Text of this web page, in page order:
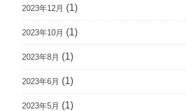
2023年12月 (1)
2023年10月 (1)
2023年8月 (1)
2023年6月 (1)
2023年5月 (1)